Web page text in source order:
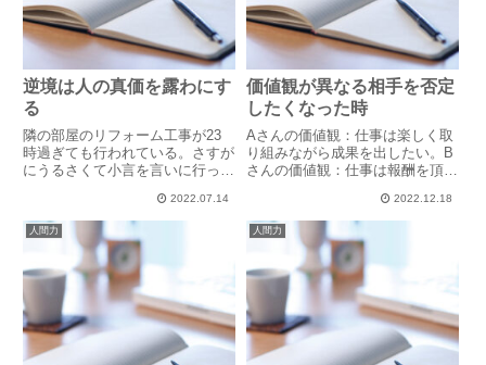
逆境は人の真価を露わにす
る
隣の部屋のリフォーム工事が23
時過ぎても行われている。さすが
にうるさくて小言を言いに行っ
心から丁寧に謝ってくれた。翌
朝、施工会社社長さんからはお詫
びの連絡が朝一番であった。更
に、職人さんからも直接、「昨晩
は申し...
2022.07.14
価値観が異なる相手を否定
したくなった時
Aさんの価値観：仕事は楽しく取
り組みながら成果を出したい。B
さんの価値観：仕事は報酬を頂く
前。価値感は人それぞれです。法
や倫理に反するものでない限り、
そこに良し悪しは存在しません。
自分の価値観を守ることは大切
で...
2022.12.18
人間力 人間力